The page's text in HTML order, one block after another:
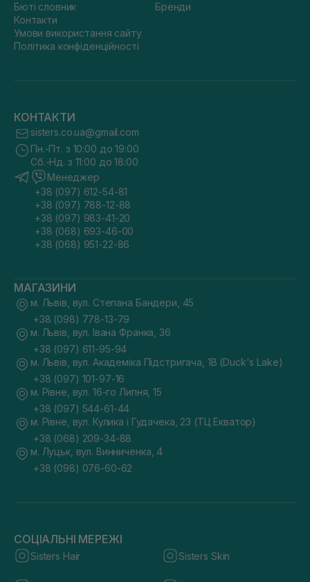
Бюті словник
Контакти
Умови використання сайту
Політика конфіденційності
Бренди
КОНТАКТИ
sisters.co.ua@gmail.com
Пн.-Пт. з 10:00 до 19:00
Сб.-Нд. з 11:00 до 18:00
Менеджер
+38 (097) 612-54-81
+38 (097) 788-12-88
+38 (097) 983-41-20
+38 (068) 693-46-00
+38 (068) 951-22-86
МАГАЗИНИ
м. Львів, вул. Степана Бандери, 45
+38 (098) 778-13-79
м. Львів, вул. Івана Франка, 36
+38 (097) 611-95-94
м. Львів, вул. Академіка Підстригача, 1В (Duck's Lake)
+38 (097) 101-97-16
м. Рівне, вул. 16-го Липня, 15
+38 (097) 544-61-44
м. Рівне, вул. Кулика і Гудачека, 23 (ТЦ Екватор)
+38 (068) 209-34-88
м. Луцьк, вул. Винниченка, 4
+38 (098) 076-60-62
СОЦІАЛЬНІ МЕРЕЖІ
Sisters Hair Sisters Skin